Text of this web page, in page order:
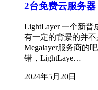
2台免费云服务器
LightLayer 一个新
有一定的背景的并
Megalayer服务商的
错，LightLaye…
2024年5月20日